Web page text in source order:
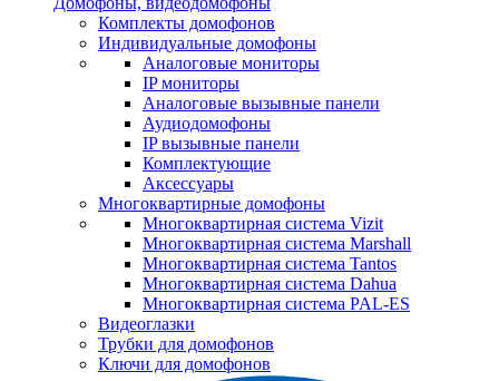
Комплекты домофонов
Индивидуальные домофоны
Аналоговые мониторы
IP мониторы
Аналоговые вызывные панели
Аудиодомофоны
IP вызывные панели
Комплектующие
Аксессуары
Многоквартирные домофоны
Многоквартирная система Vizit
Многоквартирная система Marshall
Многоквартирная система Tantos
Многоквартирная система Dahua
Многоквартирная система PAL-ES
Видеоглазки
Трубки для домофонов
Ключи для домофонов